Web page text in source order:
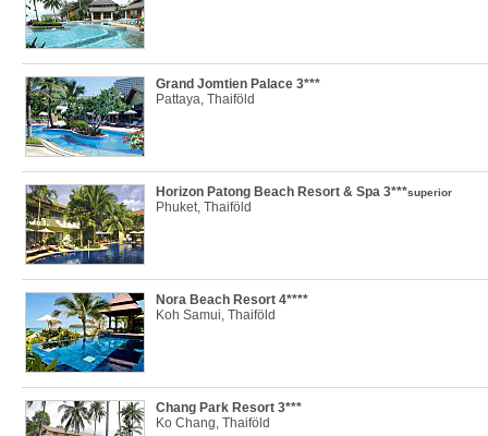
Grand Jomtien Palace 3***
Pattaya, Thaiföld
Horizon Patong Beach Resort & Spa 3***superior
Phuket, Thaiföld
Nora Beach Resort 4****
Koh Samui, Thaiföld
Chang Park Resort 3***
Ko Chang, Thaiföld